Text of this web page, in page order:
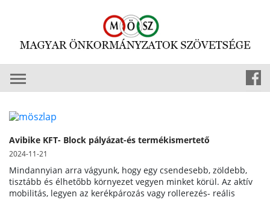
Avibike KFT- Block pályázat-és termékismertető
2024-11-21
Mindannyian arra vágyunk, hogy egy csendesebb, zöldebb,
tisztább és élhetőbb környezet vegyen minket körül. Az aktív
mobilitás, legyen az kerékpározás vagy rollerezés- reális